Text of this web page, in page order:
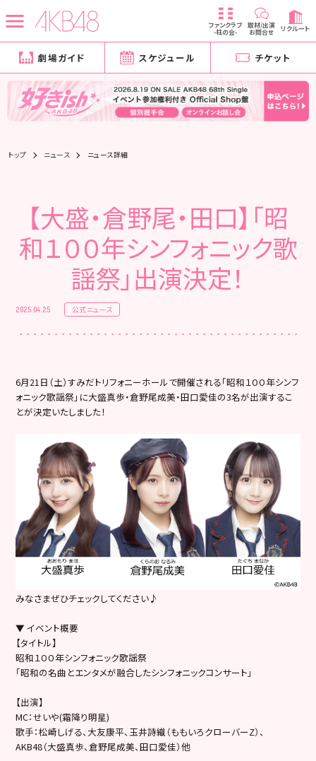
ファンクラブ
-柱の会-
取材/出演
お問合せ リクルート
劇場ガイド スケジュール チケット
トップ ニュース ニュース詳細
【大盛・倉野尾・田口】「昭
和１００年シンフォニック歌
謡祭」出演決定！
2025.04.25 公式ニュース
6月21日（土）すみだトリフォニーホールで開催される「昭和１００年シンフ
ォニック歌謡祭」に大盛真歩・倉野尾成美・田口愛佳の3名が出演するこ
とが決定いたしました！
みなさまぜひチェックしてください♪
▼ イベント概要
【タイトル】
昭和１００年シンフォニック歌謡祭
「昭和の名曲とエンタメが融合したシンフォニックコンサート」
【出演】
MC：せいや(霜降り明星)
歌手：松崎しげる、大友康平、玉井詩織（ももいろクローバーZ）、
AKB48（大盛真歩、倉野尾成美、田口愛佳）他